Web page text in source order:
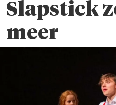
Slapstick
meer